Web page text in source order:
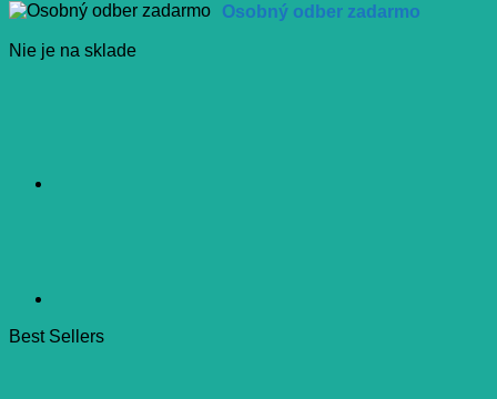
Osobný odber zadarmo
Nie je na sklade
Best Sellers